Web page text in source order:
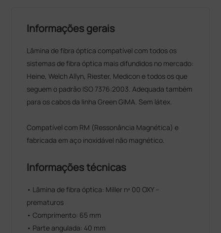
Informações gerais
Lâmina de fibra óptica compatível com todos os
sistemas de fibra óptica mais difundidos no mercado:
Heine, Welch Allyn, Riester, Medicon e todos os que
seguem o padrão ISO 7376:2003. Adequada também
para os cabos da linha Green GIMA. Sem látex.
Compatível com RM (Ressonância Magnética) e
fabricada em aço inoxidável não magnético.
Informações técnicas
• Lâmina de fibra óptica: Miller nº 00 OXY –
prematuros
• Comprimento: 65 mm
• Parte angulada: 40 mm